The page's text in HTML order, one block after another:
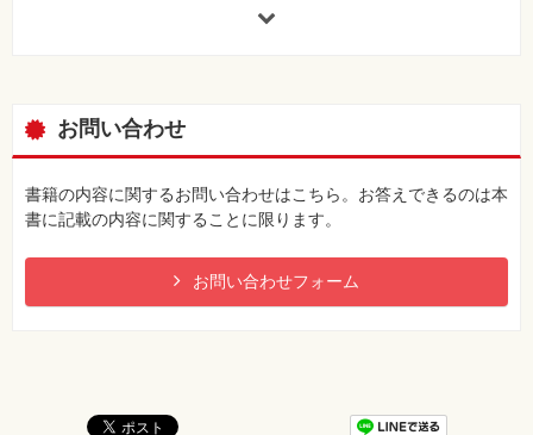
お問い合わせ
書籍の内容に関するお問い合わせはこちら。お答えできるのは本
書に記載の内容に関することに限ります。
お問い合わせフォーム